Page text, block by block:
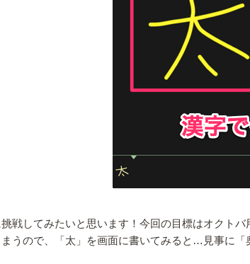
戦してみたいと思います！今回の目標はオクト
うので、「太」を画面に書いてみると…見事に